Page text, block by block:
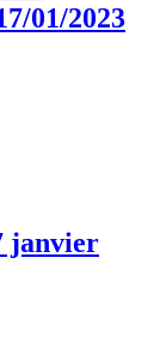
01/2023
janvier